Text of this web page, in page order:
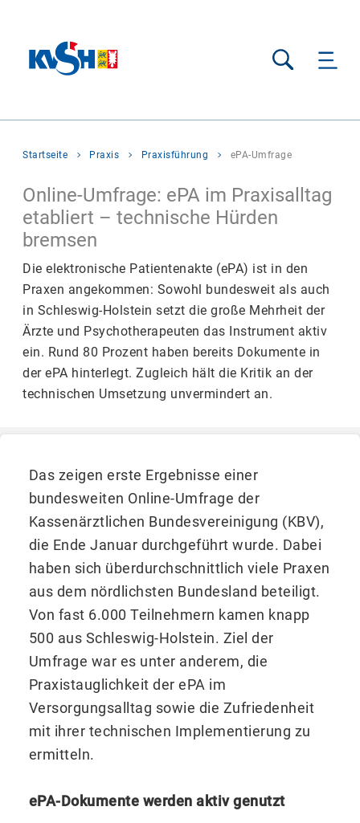
Suche
Sie
hier:
Startseite Praxis Praxisführung ePA-Umfrage
Online-Umfrage: ePA im Praxisalltag
etabliert – technische Hürden
bremsen
Die elektronische Patientenakte (ePA) ist in den
Praxen angekommen: Sowohl bundesweit als auch
in Schleswig-Holstein setzt die große Mehrheit der
Ärzte und Psychotherapeuten das Instrument aktiv
ein. Rund 80 Prozent haben bereits Dokumente in
der ePA hinterlegt. Zugleich hält die Kritik an der
technischen Umsetzung unvermindert an.
Das zeigen erste Ergebnisse einer
bundesweiten Online-Umfrage der
Kassenärztlichen Bundesvereinigung (KBV),
die Ende Januar durchgeführt wurde. Dabei
haben sich überdurchschnittlich viele Praxen
aus dem nördlichsten Bundesland beteiligt.
Von fast 6.000 Teilnehmern kamen knapp
500 aus Schleswig-Holstein. Ziel der
Umfrage war es unter anderem, die
Praxistauglichkeit der ePA im
Versorgungsalltag sowie die Zufriedenheit
mit ihrer technischen Implementierung zu
ermitteln.
ePA-Dokumente werden aktiv genutzt